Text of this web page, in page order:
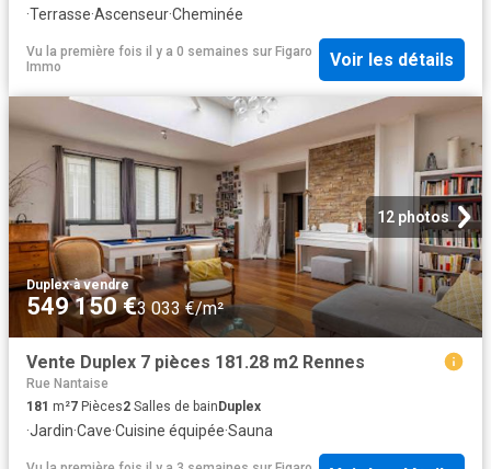
·Terrasse·Ascenseur·Cheminée
Vu la première fois il y a 0 semaines sur Figaro
Immo
Voir les détails
12 photos
Duplex·à vendre
549 150 €3 033 €/m²
Vente Duplex 7 pièces 181.28 m2 Rennes
Rue Nantaise
181 m²7 Pièces2 Salles de bainDuplex
·Jardin·Cave·Cuisine équipée·Sauna